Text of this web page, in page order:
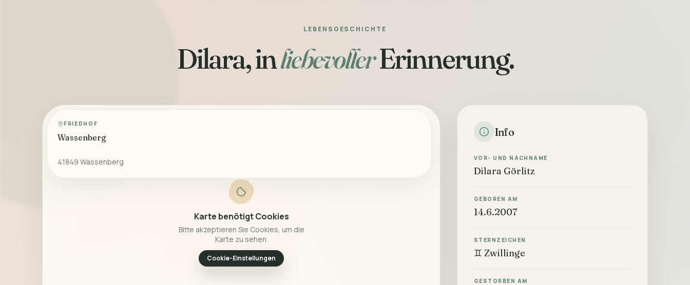
LEBENSGESCHICHTE
Dilara, inliebevollerErinnerung.
Karte benötigt Cookies
Bitte akzeptieren Sie Cookies, um die
Karte zu sehen.
Cookie-Einstellungen
FRIEDHOF
Wassenberg
41849 Wassenberg
Info
VOR- UND NACHNAME
Dilara Görlitz
GEBOREN AM
14.6.2007
STERNZEICHEN
♊ Zwillinge
GESTORBEN AM